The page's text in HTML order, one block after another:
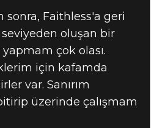
sonra, Faithless'a geri
oluşan bir
çok olası.
için kafamda
var. Sanırım
üzerinde çalışmam